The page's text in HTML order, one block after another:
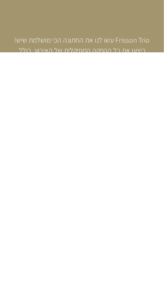
הופעות
Frisson Trio עשו לנו את החתונה הכי מושלמת שיש!
ביצעו את כל ההפקה המוזיקלית של האירוע, כולל